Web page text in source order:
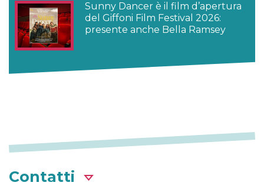
Sunny Dancer è il film d’apertura
del Giffoni Film Festival 2026:
presente anche Bella Ramsey
Contatti